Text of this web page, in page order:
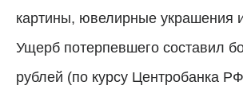
картины, ювелирные украшения
Ущерб потерпевшего составил
рублей (по курсу Центробанка